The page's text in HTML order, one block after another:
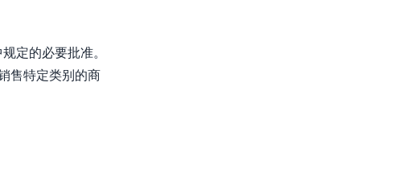
定的必要批准。
售特定类别的商